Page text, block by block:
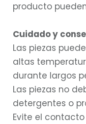
producto
Cuidado y
Las piezas
altas
durante largos
Las piezas no
detergentes o
Evite el